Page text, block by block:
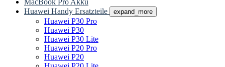
Huawei Handy Ersatzteile
expand_more
Huawei P30 Pro
Huawei P30
Huawei P30 Lite
Huawei P20 Pro
Huawei P20